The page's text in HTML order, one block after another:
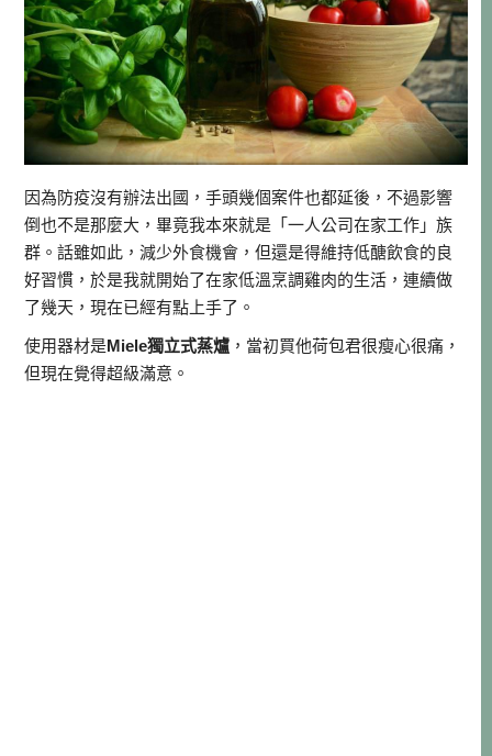
因為防疫沒有辦法出國，手頭幾個案件也都延後，不過影響
倒也不是那麼大，畢竟我本來就是「一人公司在家工作」族
群。話雖如此，減少外食機會，但還是得維持低醣飲食的良
好習慣，於是我就開始了在家低溫烹調雞肉的生活，連續做
了幾天，現在已經有點上手了。
使用器材是Miele獨立式蒸爐 ，當初買他荷包君很瘦心很痛，
但現在覺得超級滿意。